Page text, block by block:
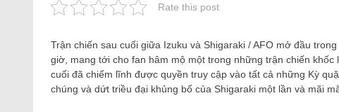
Rate this post
Trận chiến sau cuối giữa Izuku và Shigaraki / AFO mở đầu trong
giờ, mang tới cho fan hâm mộ một trong những trận chiến
cuối đã chiếm lĩnh được quyền truy cập vào tất cả những Kỳ
chúng và dứt triều đại khủng bố của Shigaraki một lần và mãi